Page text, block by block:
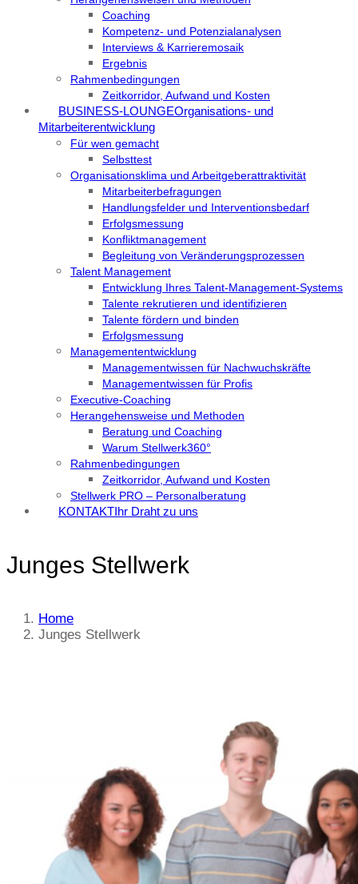
Coaching
Kompetenz- und Potenzialanalysen
Interviews & Karrieremosaik
Ergebnis
Rahmenbedingungen
Zeitkorridor, Aufwand und Kosten
BUSINESS-LOUNGEOrganisations- und
Mitarbeiterentwicklung
Für wen gemacht
Selbsttest
Organisationsklima und Arbeitgeberattraktivität
Mitarbeiterbefragungen
Handlungsfelder und Interventionsbedarf
Erfolgsmessung
Konfliktmanagement
Begleitung von Veränderungsprozessen
Talent Management
Entwicklung Ihres Talent-Management-Systems
Talente rekrutieren und identifizieren
Talente fördern und binden
Erfolgsmessung
Managemententwicklung
Managementwissen für Nachwuchskräfte
Managementwissen für Profis
Executive-Coaching
Herangehensweise und Methoden
Beratung und Coaching
Warum Stellwerk360°
Rahmenbedingungen
Zeitkorridor, Aufwand und Kosten
Stellwerk PRO – Personalberatung
KONTAKTIhr Draht zu uns
Junges Stellwerk
Home
Junges Stellwerk